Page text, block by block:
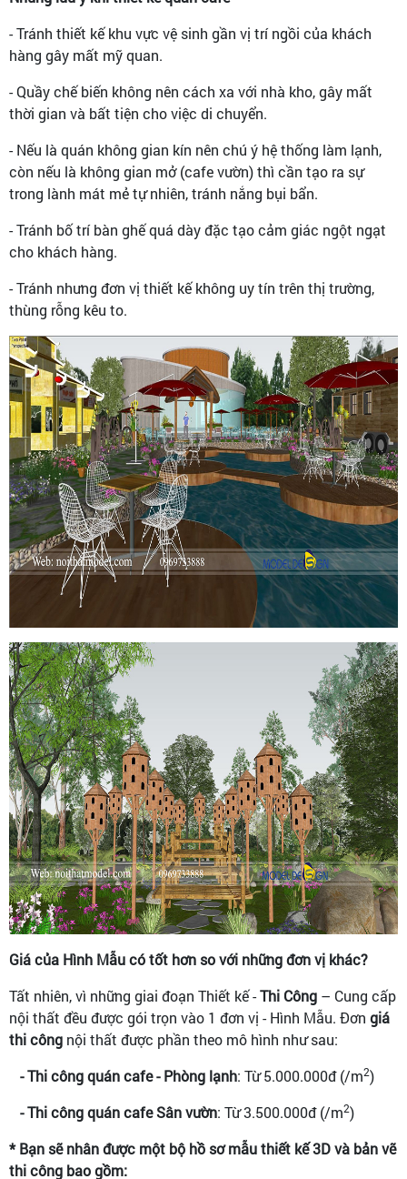
- Tránh thiết kế khu vực vệ sinh gần vị trí ngồi của khách
hàng gây mất mỹ quan.
- Quầy chế biến không nên cách xa với nhà kho, gây mất
thời gian và bất tiện cho việc di chuyển.
- Nếu là quán không gian kín nên chú ý hệ thống làm lạnh,
còn nếu là không gian mở (cafe vườn) thì cần tạo ra sự
trong lành mát mẻ tự nhiên, tránh nắng bụi bẩn.
- Tránh bố trí bàn ghế quá dày đặc tạo cảm giác ngột ngạt
cho khách hàng.
- Tránh nhưng đơn vị thiết kế không uy tín trên thị trường,
thùng rỗng kêu to.
Giá của Hình Mẫu có tốt hơn so với những đơn vị khác?
Tất nhiên, vì những giai đoạn Thiết kế -Thi Công – Cung cấp
nội thất đều được gói trọn vào 1 đơn vị - Hình Mẫu. Đơn giá
thi công nội thất được phần theo mô hình như sau:
- Thi công quán cafe - Phòng lạnh: Từ 5.000.000đ (/m2)
- Thi công quán cafe Sân vườn: Từ 3.500.000đ (/m2)
* Bạn sẽ nhân được một bộ hồ sơ mẫu thiết kế 3D và bản vẽ
thi công bao gồm: